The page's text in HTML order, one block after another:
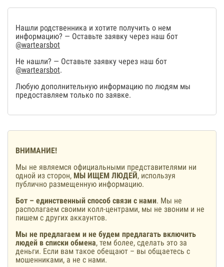
Нашли родственника и хотите получить о нем
информацию? — Оставьте заявку через наш бот
@wartearsbot
Не нашли? — Оставьте заявку через наш бот
@wartearsbot.
Любую дополнительную информацию по людям мы
предоставляем только по заявке.
ВНИМАНИЕ!
Мы не являемся официальными представителями ни
одной из сторон, МЫ ИЩЕМ ЛЮДЕЙ, используя
публично размещенную информацию.
Бот – единственный способ связи с нами. Мы не
располагаем своими колл-центрами, мы не звоним и не
пишем с других аккаунтов.
Мы не предлагаем и не будем предлагать включить
людей в списки обмена, тем более, сделать это за
деньги. Если вам такое обещают – вы общаетесь с
мошенниками, а не с нами.